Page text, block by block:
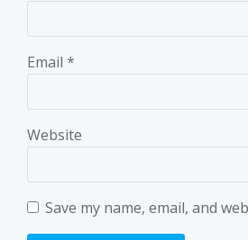
Email *
Website
Save my name, email, and